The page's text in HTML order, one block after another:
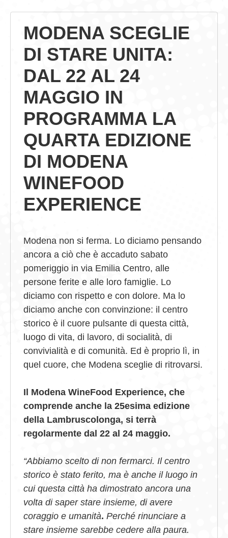
COMUNICATI E NEWS
CONTATTI
MODENA SCEGLIE
DI STARE UNITA:
DAL 22 AL 24
MAGGIO IN
PROGRAMMA LA
QUARTA EDIZIONE
DI MODENA
WINEFOOD
EXPERIENCE
Modena non si ferma. Lo diciamo pensando
ancora a ciò che è accaduto sabato
pomeriggio in via Emilia Centro, alle
persone ferite e alle loro famiglie. Lo
diciamo con rispetto e con dolore. Ma lo
diciamo anche con convinzione: il centro
storico è il cuore pulsante di questa città,
luogo di vita, di lavoro, di socialità, di
convivialità e di comunità. Ed è proprio lì, in
quel cuore, che Modena sceglie di ritrovarsi.
Il Modena WineFood Experience, che
comprende anche la 25esima edizione
della Lambruscolonga, si terrà
regolarmente dal 22 al 24 maggio.
“Abbiamo scelto di non fermarci. Il centro
storico è stato ferito, ma è anche il luogo in
cui questa città ha dimostrato ancora una
volta di saper stare insieme, di avere
coraggio e umanità. Perché rinunciare a
stare insieme sarebbe cedere alla paura.